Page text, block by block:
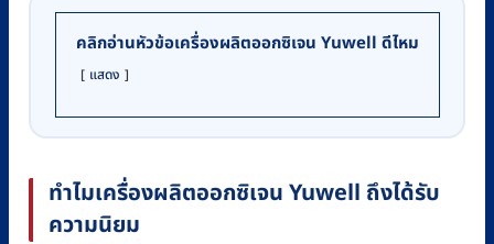
คลิกอ่านหัวข้อเครื่องผลิตออกซิเจน Yuwell ดีไหม
แสดง
ทำไมเครื่องผลิตออกซิเจน Yuwell ถึงได้รับ
ความนิยม